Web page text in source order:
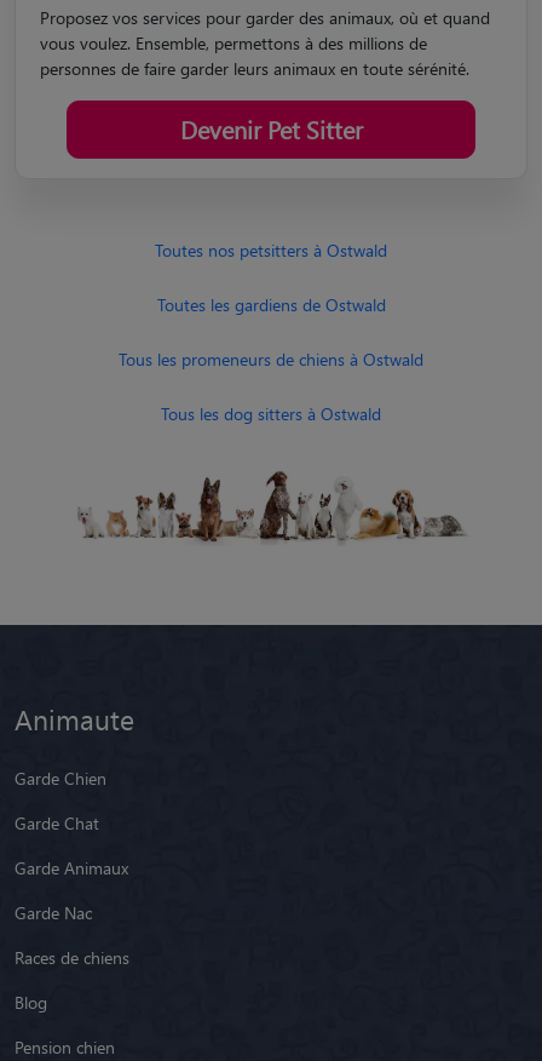
Proposez vos services pour garder des animaux, où et quand
vous voulez. Ensemble, permettons à des millions de
personnes de faire garder leurs animaux en toute sérénité.
Devenir Pet Sitter
Toutes nos petsitters à Ostwald
Toutes les gardiens de Ostwald
Tous les promeneurs de chiens à Ostwald
Tous les dog sitters à Ostwald
Animaute
Garde Chien
Garde Chat
Garde Animaux
Garde Nac
Races de chiens
Blog
Pension chien